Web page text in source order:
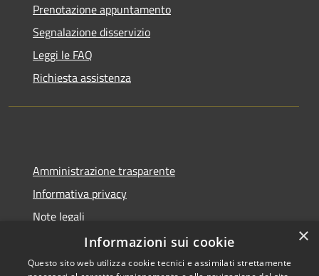
Prenotazione appuntamento
Segnalazione disservizio
Leggi le FAQ
Richiesta assistenza
Amministrazione trasparente
Informativa privacy
Note legali
Dichiarazione di accessibilità
×
Informazioni sui cookie
Questo sito web utilizza cookie tecnici e assimilati strettamente